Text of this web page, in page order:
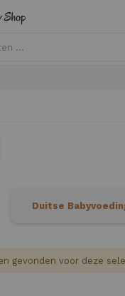
Duitse
gevonden voor deze